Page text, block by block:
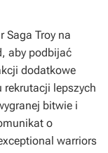
Saga Troy na
aby podbijać
dodatkowe
rekrutacji lepszych
bitwie i
o
warriors